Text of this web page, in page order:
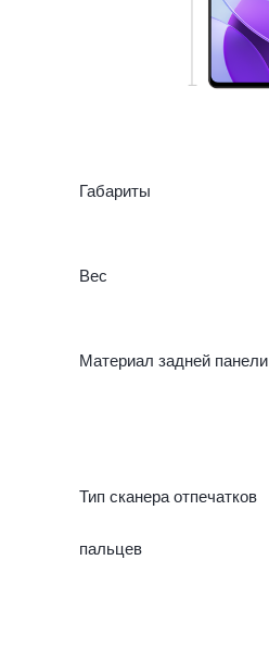
Габариты
Вес
Материал задней панели
Тип сканера отпечатков
пальцев